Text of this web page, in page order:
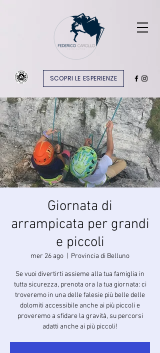
SCOPRI LE ESPERIENZE
Giornata di
arrampicata per grandi
e piccoli
mer 26 ago Provincia di Belluno
Se vuoi divertirti assieme alla tua famiglia in
tutta sicurezza, prenota ora la tua giornata: ci
troveremo in una delle falesie più belle delle
dolomiti accessibile anche ai più piccoli e
proveremo a sfidare la gravità, su percorsi
adatti anche ai più piccoli!